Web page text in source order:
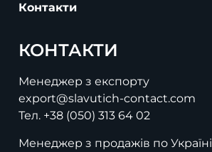
Контакти
КОНТАКТИ
Менеджер з експорту
export@slavutich-contact.com
Тел. +38 (050) 313 64 02
Менеджер з продажів по Україні